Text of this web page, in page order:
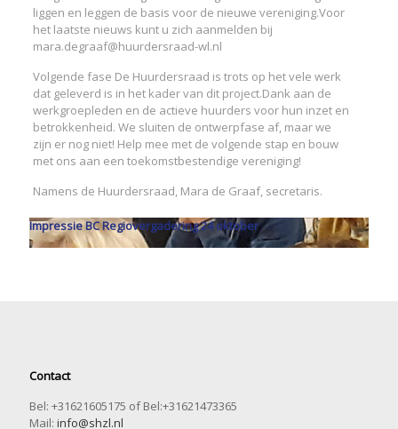
liggen en leggen de basis voor de nieuwe vereniging.Voor
het laatste nieuws kunt u zich aanmelden bij
mara.degraaf@huurdersraad-wl.nl
Volgende fase De Huurdersraad is trots op het vele werk
dat geleverd is in het kader van dit project.Dank aan de
werkgroepleden en de actieve huurders voor hun inzet en
betrokkenheid. We sluiten de ontwerpfase af, maar we
zijn er nog niet! Help mee met de volgende stap en bouw
met ons aan een toekomstbestendige vereniging!
Namens de Huurdersraad, Mara de Graaf, secretaris.
Impressie BC Regiovergadering 24 oktober
Contact
Bel: +31621605175 of Bel:+31621473365
Mail: info@shzl.nl